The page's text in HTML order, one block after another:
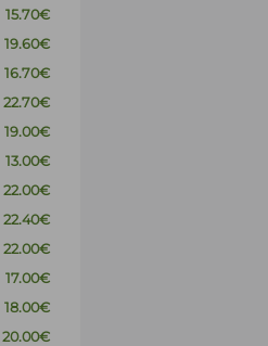
15.70€
19.60€
16.70€
22.70€
19.00€
13.00€
22.00€
22.40€
22.00€
17.00€
18.00€
20.00€